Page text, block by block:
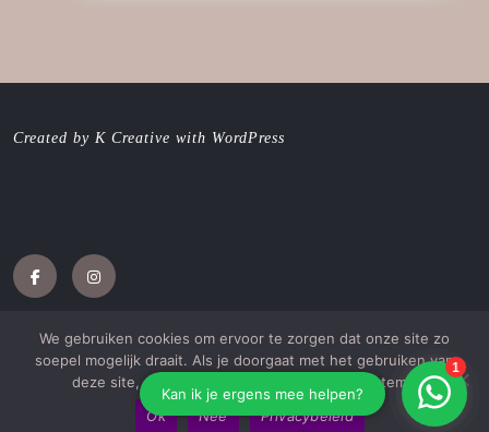
Created by K Creative with WordPress
Facebook
Jewellery WordPress Theme
met Katie Galambos
Drobova
We gebruiken cookies om ervoor te zorgen dat onze site zo
soepel mogelijk draait. Als je doorgaat met het gebruiken van
deze site, gaan we ervan uit dat je ermee instemt.
Ok
Nee Privacybeleid